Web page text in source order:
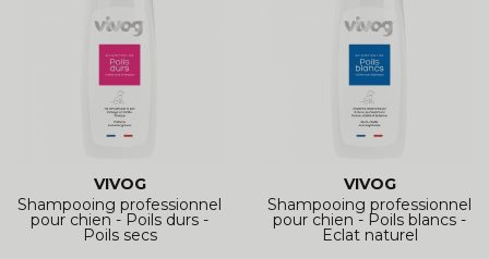
VIVOG
Shampooing professionnel
pour chien - Poils durs -
Poils secs
VIVOG
Shampooing professionnel
pour chien - Poils blancs -
Eclat naturel